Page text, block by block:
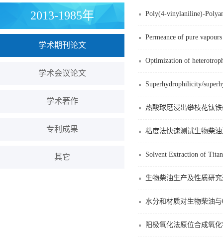
2013-1985年
学术期刊论文
学术会议论文
学术著作
专利成果
其它
Poly(4-vinylaniline)-
Permeance of pure
Optimization of
Superhydrophilicity/
热酸球磨浸出攀枝花钛
粘度法快速测试生物柴
Solvent Extraction of
生物柴油生产及性质研
水分和材质对生物柴油
阳极氧化法原位合成氧